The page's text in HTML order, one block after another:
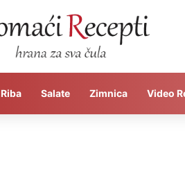
Riba Salate Zimnica Video